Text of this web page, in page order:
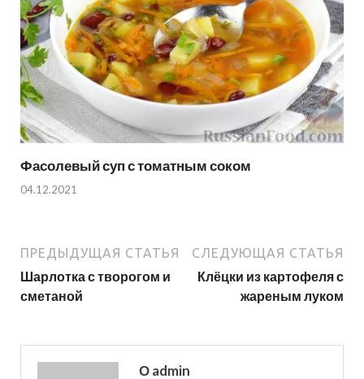
Фасолевый суп с томатным соком
04.12.2021
ПРЕДЫДУЩАЯ СТАТЬЯ
Шарлотка с творогом и
сметаной
СЛЕДУЮЩАЯ СТАТЬЯ
Клёцки из картофеля с
жареным луком
О admin